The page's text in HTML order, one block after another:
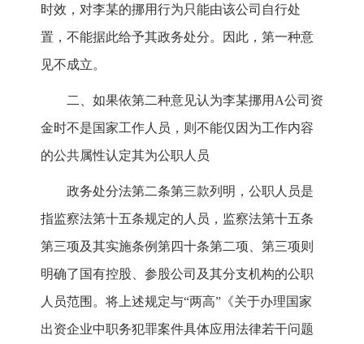
时效，对李某的挪用行为只能由该公司自行处
置，不能据此给予其政务处分。因此，第一种意
见不成立。
二、如果依第二种意见认为李某挪用A公司资
金时不是国家工作人员，则不能仅因为工作内容
的公共属性认定其为公职人员
政务处分法第二条第三款列明，公职人员是
指监察法第十五条规定的人员，监察法第十五条
第三项及其实施条例第四十条第二项、第三项则
明确了国有控股、参股公司及其分支机构的公职
人员范围。将上述规定与“两高”《关于办理国家
出资企业中职务犯罪案件具体应用法律若干问题